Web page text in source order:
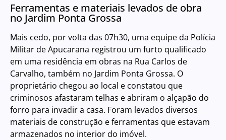
Ferramentas e materiais levados de obra
no Jardim Ponta Grossa
Mais cedo, por volta das 07h30, uma equipe da Polícia
Militar de Apucarana registrou um furto qualificado
em uma residência em obras na Rua Carlos de
Carvalho, também no Jardim Ponta Grossa. O
proprietário chegou ao local e constatou que
criminosos afastaram telhas e abriram o alçapão do
forro para invadir a casa. Foram levados diversos
materiais de construção e ferramentas que estavam
armazenados no interior do imóvel.